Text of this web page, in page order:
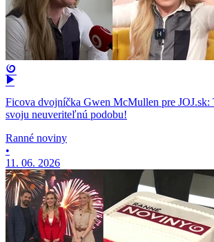
Ficova dvojníčka Gwen McMullen pre JOJ.sk:
svoju neuveriteľnú podobu!
Ranné noviny
•
11. 06. 2026